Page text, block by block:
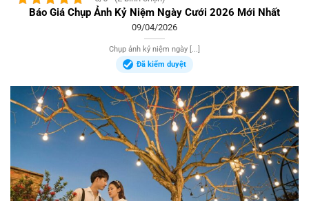
Báo Giá Chụp Ảnh Kỷ Niệm Ngày Cưới 2026 Mới Nhất
09/04/2026
Chụp ảnh kỷ niệm ngày [...]
Đã kiểm duyệt